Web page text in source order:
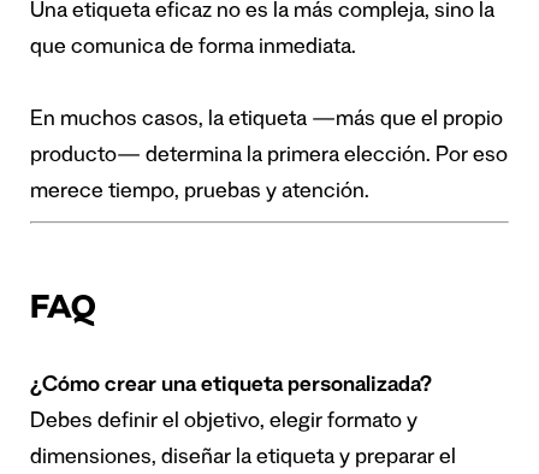
Una etiqueta eficaz no es la más compleja, sino la
que comunica de forma inmediata.
En muchos casos, la etiqueta —más que el propio
producto— determina la primera elección. Por eso
merece tiempo, pruebas y atención.
FAQ
¿Cómo crear una etiqueta personalizada?
Debes definir el objetivo, elegir formato y
dimensiones, diseñar la etiqueta y preparar el